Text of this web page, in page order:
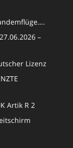
–
Lizenz
Artik R 2